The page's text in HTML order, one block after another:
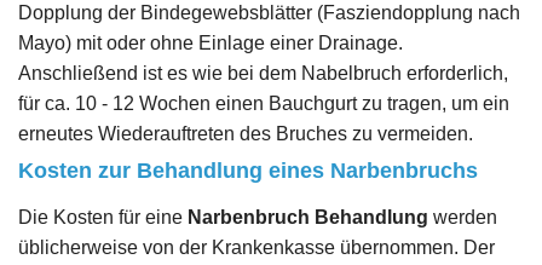
Dopplung der Bindegewebsblätter (Fasziendopplung nach
Mayo) mit oder ohne Einlage einer Drainage.
Anschließend ist es wie bei dem Nabelbruch erforderlich,
für ca. 10 - 12 Wochen einen Bauchgurt zu tragen, um ein
erneutes Wiederauftreten des Bruches zu vermeiden.
Kosten zur Behandlung eines Narbenbruchs
Die Kosten für eine Narbenbruch Behandlung werden
üblicherweise von der Krankenkasse übernommen. Der